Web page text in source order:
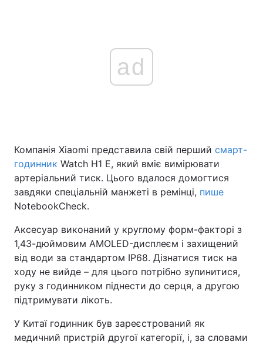
ad
Компанія Xiaomi представила свій перший смарт-
годинник Watch H1 E, який вміє вимірювати
артеріальний тиск. Цього вдалося домогтися
завдяки спеціальній манжеті в ремінці, пише
NotebookCheck.
Аксесуар виконаний у круглому форм-факторі з
1,43-дюймовим AMOLED-дисплеєм і захищений
від води за стандартом IP68. Дізнатися тиск на
ходу не вийде – для цього потрібно зупинитися,
руку з годинником піднести до серця, а другою
підтримувати лікоть.
У Китаї годинник був зареєстрований як
медичний пристрій другої категорії, і, за словами